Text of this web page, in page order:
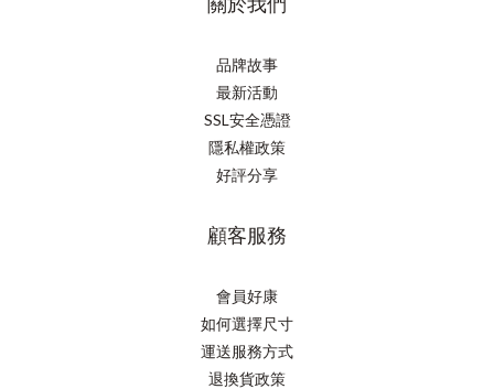
品牌故事
最新活動
SSL安全憑證
隱私權政策
好評分享
顧客服務
會員好康
如何選擇尺寸
運送服務方式
退換貨政策